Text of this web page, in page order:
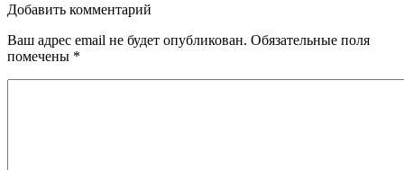
Добавить комментарий
Ваш адрес email не будет опубликован. Обязательные поля
помечены *